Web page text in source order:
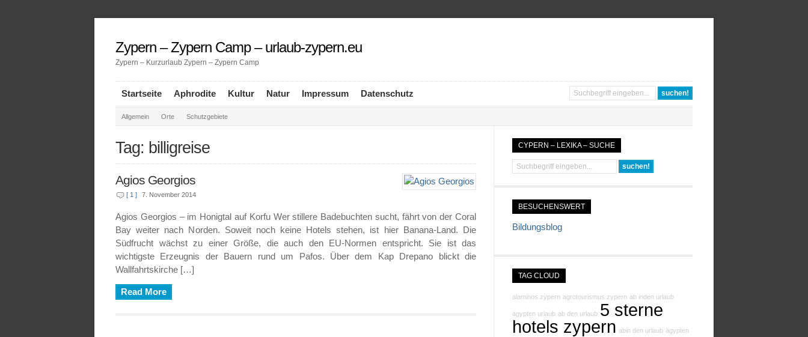
Zypern – Zypern Camp – urlaub-zypern.eu
Zypern – Kurzurlaub Zypern – Zypern Camp
Startseite Aphrodite Kultur Natur Impressum Datenschutz
Allgemein Orte Schutzgebiete
Tag: billigreise
Agios Georgios
[ 1 ] 7. November 2014
Agios Georgios – im Honigtal auf Korfu Wer stillere Badebuchten sucht, fährt von der Coral
Bay weiter nach Norden. Soweit noch keine Hotels stehen, ist hier Banana-Land. Die
Südfrucht wächst zu einer Größe, die auch den EU-Normen entspricht. Sie ist das
wichtigste Erzeugnis der Bauern rund um Pafos. Über dem Kap Drepano blickt die
Wallfahrtskirche […]
Read More
CYPERN – LEXIKA – SUCHE
BESUCHENSWERT
Bildungsblog
TAG CLOUD
alaminos zypern agrotourismus zypern ab inden urlaub
ägypten urlaub ab den urlaub 5 sterne
hotels zypern abin den urlaub ägypten